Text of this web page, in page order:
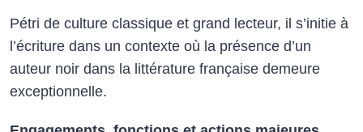
Pétri de culture classique et grand lecteur, il s’initie à
l’écriture dans un contexte où la présence d’un
auteur noir dans la littérature française demeure
exceptionnelle.​